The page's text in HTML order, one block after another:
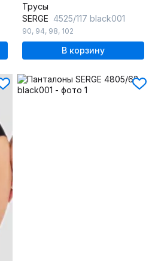
Трусы
SERGE 4525/117 black001
90, 94, 98, 102
В корзину